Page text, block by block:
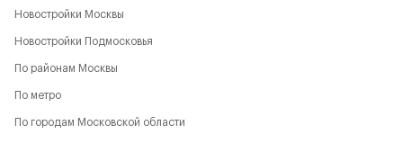
Новостройки Москвы
Новостройки Подмосковья
По районам Москвы
По метро
По городам Московской области